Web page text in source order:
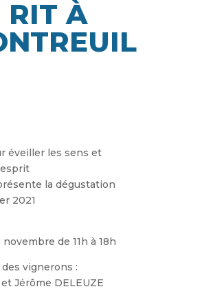
RIT À
éveiller les sens et
la dégustation
2021
de 11h à 18h
vignerons :
Jérôme DELEUZE